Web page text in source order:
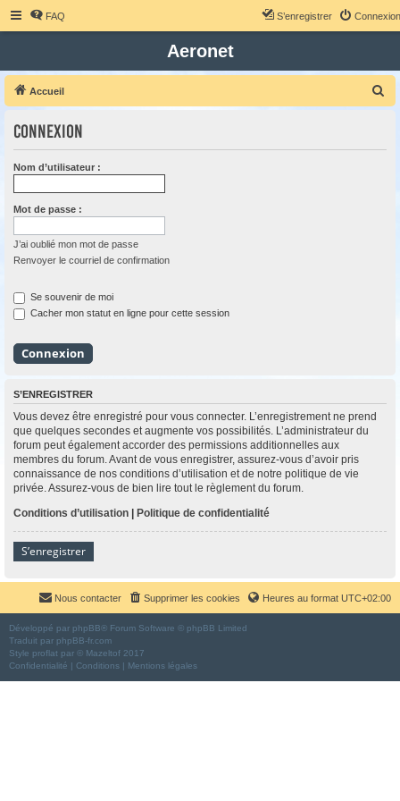
FAQ Connexion
S’enregistrer
Aeronet
Accueil
Connexion
Nom d’utilisateur :
Mot de passe :
J’ai oublié mon mot de passe
Renvoyer le courriel de confirmation
Se souvenir de moi
Cacher mon statut en ligne pour cette session
S’ENREGISTRER
Vous devez être enregistré pour vous connecter. L’enregistrement ne prend
que quelques secondes et augmente vos possibilités. L’administrateur du
forum peut également accorder des permissions additionnelles aux
membres du forum. Avant de vous enregistrer, assurez-vous d’avoir pris
connaissance de nos conditions d’utilisation et de notre politique de vie
privée. Assurez-vous de bien lire tout le règlement du forum.
Conditions d’utilisation | Politique de confidentialité
S’enregistrer
Heures au format UTC+02:00
Supprimer les cookies
Nous contacter
Développé par phpBB® Forum Software © phpBB Limited
Traduit par phpBB-fr.com
Style proflat par © Mazeltof 2017
Confidentialité | Conditions | Mentions légales